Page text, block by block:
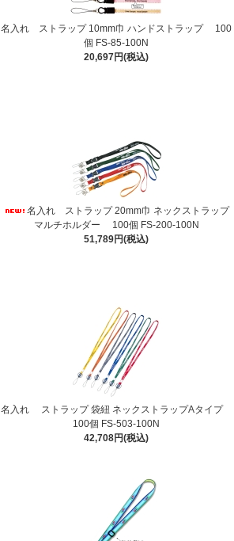
名入れ ストラップ 10mm巾 ハンドストラップ 100
個 FS-85-100N
20,697円(税込)
名入れ ストラップ 20mm巾 ネックストラップ
マルチホルダー 100個 FS-200-100N
51,789円(税込)
名入れ ストラップ 袋紐 ネックストラップAタイプ
100個 FS-503-100N
42,708円(税込)